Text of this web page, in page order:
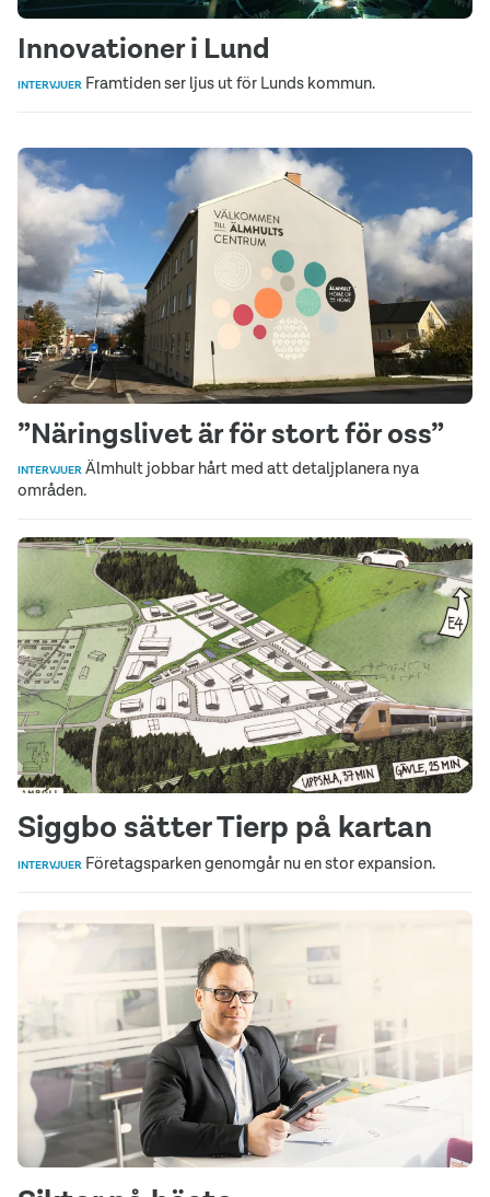
Innovationer i Lund
INTERVJUER Framtiden ser ljus ut för Lunds kommun.
”Näringslivet är för stort för oss”
INTERVJUER Älmhult jobbar hårt med att detaljplanera nya
områden.
Siggbo sätter Tierp på kartan
INTERVJUER Företagsparken genomgår nu en stor expansion.